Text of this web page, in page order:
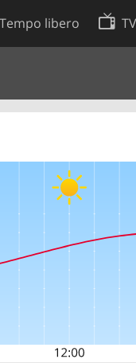
Tempo libero TV
cookie